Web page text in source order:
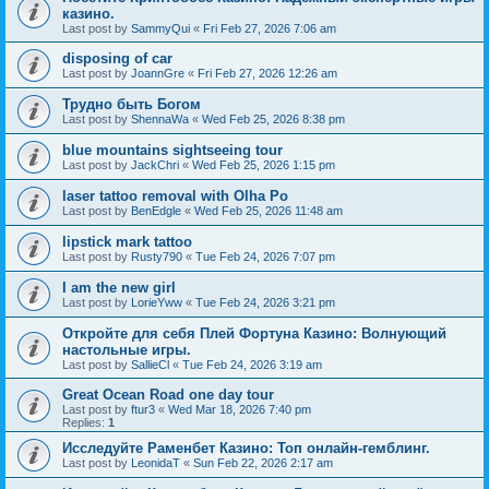
казино.
Last post by SammyQui « Fri Feb 27, 2026 7:06 am
disposing of car
Last post by JoannGre « Fri Feb 27, 2026 12:26 am
Трудно быть Богом
Last post by ShennaWa « Wed Feb 25, 2026 8:38 pm
blue mountains sightseeing tour
Last post by JackChri « Wed Feb 25, 2026 1:15 pm
laser tattoo removal with Olha Po
Last post by BenEdgle « Wed Feb 25, 2026 11:48 am
lipstick mark tattoo
Last post by Rusty790 « Tue Feb 24, 2026 7:07 pm
I am the new girl
Last post by LorieYww « Tue Feb 24, 2026 3:21 pm
Откройте для себя Плей Фортуна Казино: Волнующий
настольные игры.
Last post by SallieCl « Tue Feb 24, 2026 3:19 am
Great Ocean Road one day tour
Last post by ftur3 « Wed Mar 18, 2026 7:40 pm
Replies: 1
Исследуйте Раменбет Казино: Топ онлайн-гемблинг.
Last post by LeonidaT « Sun Feb 22, 2026 2:17 am